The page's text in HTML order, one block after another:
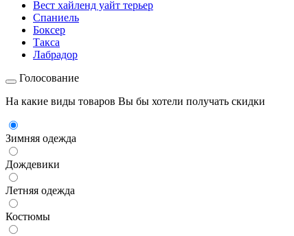
Вест хайленд уайт терьер
Спаниель
Боксер
Такса
Лабрадор
Голосование
На какие виды товаров Вы бы хотели получать скидки
Зимняя одежда
Дождевики
Летняя одежда
Костюмы